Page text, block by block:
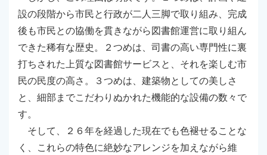
設の段階から市民と行政が二人三脚で取り組み、完成
後も市民との協働を貫きながら図書館運営に取り組ん
できた稀有な歴史。２つめは、司書の高い専門性に裏
打ちされた上質な図書館サービスと、それを楽しむ市
民の民度の高さ。３つめは、建築物としての美しさ
と、細部までこだわりぬかれた機能的な設備の数々で
す。
そして、２６年を経過した現在でも色褪せることな
く、これらの特色に絶妙なアレンジを加えながら維